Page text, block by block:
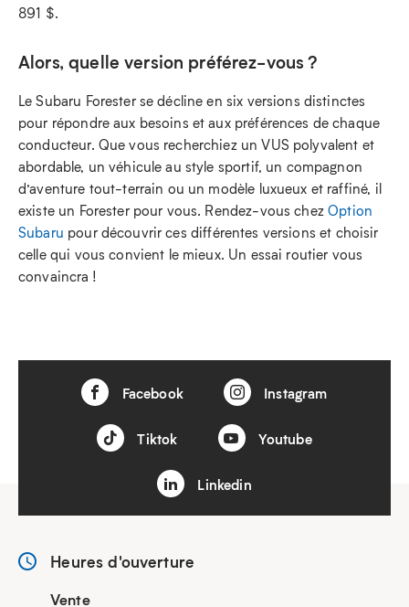
891 $.
Alors, quelle version préférez-vous ?
Le Subaru Forester se décline en six versions distinctes
pour répondre aux besoins et aux préférences de chaque
conducteur. Que vous recherchiez un VUS polyvalent et
abordable, un véhicule au style sportif, un compagnon
d’aventure tout-terrain ou un modèle luxueux et raffiné, il
existe un Forester pour vous. Rendez-vous chezOption
Subaru pour découvrir ces différentes versions et choisir
celle qui vous convient le mieux. Un essai routier vous
convaincra !
Facebook Instagram
Tiktok Youtube
Linkedin
Heures d'ouverture
Vente